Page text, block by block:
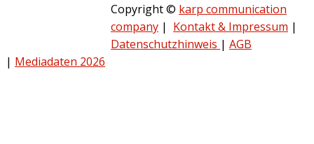
Copyright © karp communication
company | Kontakt & Impressum |
Datenschutzhinweis | AGB
| Mediadaten 2026